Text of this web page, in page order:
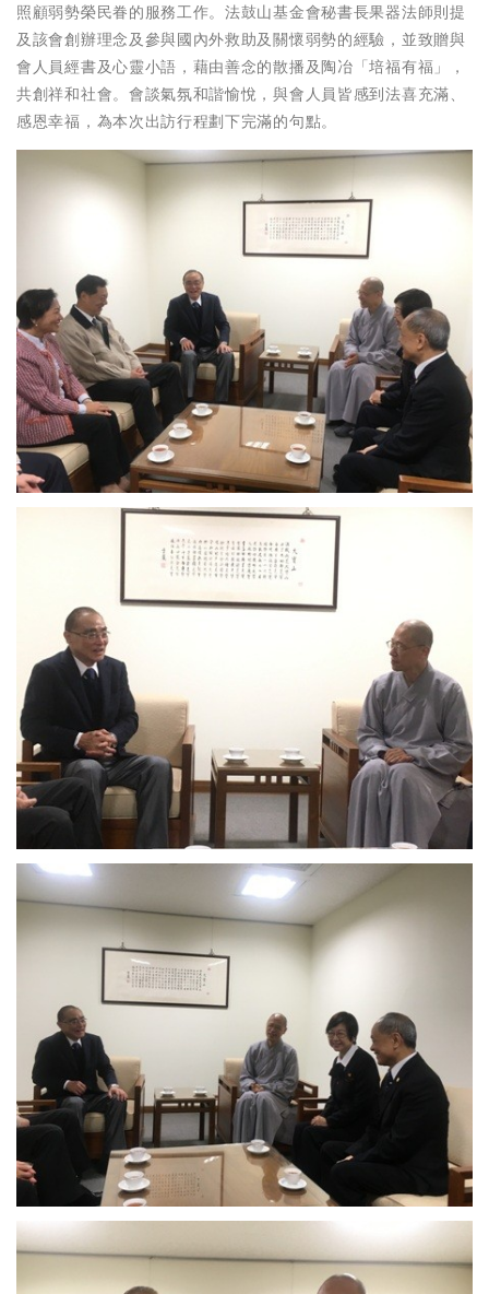
照顧弱勢榮民眷的服務工作。法鼓山基金會秘書長果器法師則提
及該會創辦理念及參與國內外救助及關懷弱勢的經驗，並致贈與
會人員經書及心靈小語，藉由善念的散播及陶冶「培福有福」，
共創祥和社會。會談氣氛和諧愉悅，與會人員皆感到法喜充滿、
感恩幸福，為本次出訪行程劃下完滿的句點。